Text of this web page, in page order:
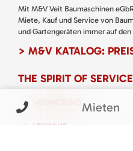
Mit M&V Veit Baumaschinen
Miete, Kauf und Service von
und Gartengeräten immer auf
> M&V KATALOG:
THE SPIRIT OF SERVICE
VERKAUF
Mieten